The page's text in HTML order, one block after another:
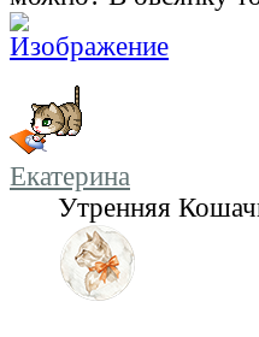
Екатерина
Утренняя